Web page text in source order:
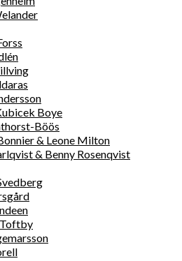
Boye
Böös
& Leone Milton
& Benny Rosenqvist
Toftby